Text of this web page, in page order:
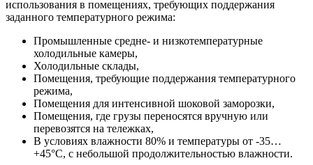
использования в помещениях, требующих поддержания
заданного температурного режима:
Промышленные средне- и низкотемпературные
холодильные камеры,
Холодильные склады,
Помещения, требующие поддержания температурного
режима,
Помещения для интенсивной шоковой заморозки,
Помещения, где грузы переносятся вручную или
перевозятся на тележках,
В условиях влажности 80% и температуры от -35…
+45°С, с небольшой продолжительностью влажности.